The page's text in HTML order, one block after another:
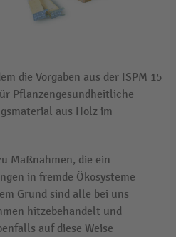
die Vorgaben aus der ISPM 15
Pflanzengesundheitliche
aus Holz im
Maßnahmen, die ein
in fremde Ökosysteme
Grund sind alle bei uns
hitzebehandelt und
auf diese Weise